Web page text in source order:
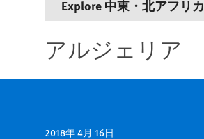
Explore 中東・北アフリカ
アルジェリア
2018年 4月 16日